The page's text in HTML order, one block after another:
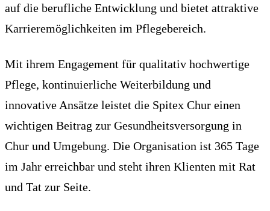
auf die berufliche Entwicklung und bietet attraktive
Karrieremöglichkeiten im Pflegebereich.
Mit ihrem Engagement für qualitativ hochwertige
Pflege, kontinuierliche Weiterbildung und
innovative Ansätze leistet die Spitex Chur einen
wichtigen Beitrag zur Gesundheitsversorgung in
Chur und Umgebung. Die Organisation ist 365 Tage
im Jahr erreichbar und steht ihren Klienten mit Rat
und Tat zur Seite.